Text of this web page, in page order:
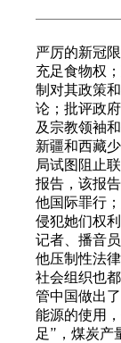
严厉的新冠
充足食物权
制对其政策
论；批评政
及宗教领袖
新疆和西藏
局试图阻止
报告，该报
他国际罪行
侵犯她们权
记者、播音
他压制性法
社会组织也
管中国做出
能源的使用
足”，煤炭产